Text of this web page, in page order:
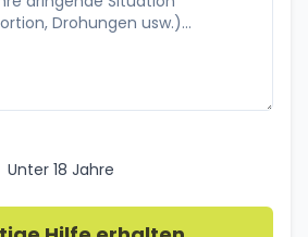
Unter 18 Jahre